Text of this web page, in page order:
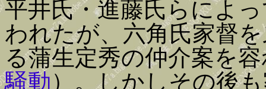
平井氏・進藤氏らによ
われたが、六角氏家督
る蒲生定秀の仲介案を
騒動）。しかしその後